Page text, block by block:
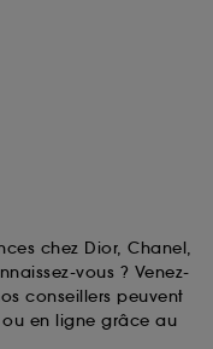
chez Dior, Chanel,
vous ? Venez-
conseillers peuvent
en ligne grâce au